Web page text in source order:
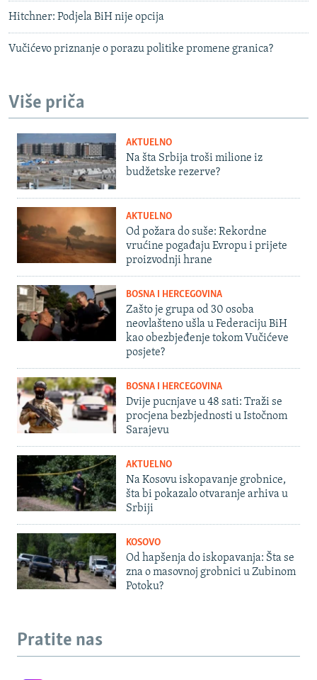
Hitchner: Podjela BiH nije opcija
Vučićevo priznanje o porazu politike promene granica?
Više priča
AKTUELNO
Na šta Srbija troši milione iz
budžetske rezerve?
AKTUELNO
Od požara do suše: Rekordne
vrućine pogađaju Evropu i prijete
proizvodnji hrane
BOSNA I HERCEGOVINA
Zašto je grupa od 30 osoba
neovlašteno ušla u Federaciju BiH
kao obezbjeđenje tokom Vučićeve
posjete?
BOSNA I HERCEGOVINA
Dvije pucnjave u 48 sati: Traži se
procjena bezbjednosti u Istočnom
Sarajevu
AKTUELNO
Na Kosovu iskopavanje grobnice,
šta bi pokazalo otvaranje arhiva u
Srbiji
KOSOVO
Od hapšenja do iskopavanja: Šta se
zna o masovnoj grobnici u Zubinom
Potoku?
Pratite nas